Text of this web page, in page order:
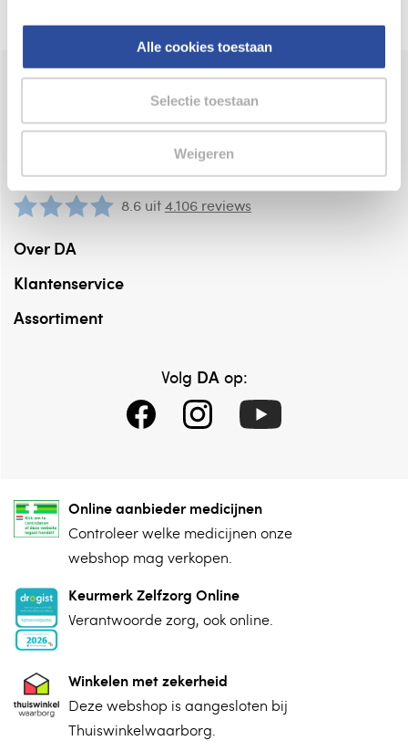
Alle cookies toestaan
Selectie toestaan
Weigeren
Gratis verzending vanaf 49.-
8.6 uit4.106 reviews
Over DA
Klantenservice
Assortiment
Volg DAop:
Online aanbieder medicijnen
⁠Controleer welke medicijnen onze
webshop mag verkopen.
Keurmerk Zelfzorg Online
⁠Verantwoorde zorg, ⁠ook online.
Winkelen met zekerheid
⁠Deze webshop is aangesloten ⁠bij
Thuiswinkelwaarborg.